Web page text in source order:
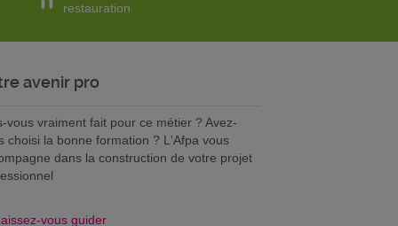
restauration
avenir pro
vous vraiment fait pour ce métier ? Avez-
choisi la bonne formation ? L'Afpa vous
dans la construction de votre projet
vous guider